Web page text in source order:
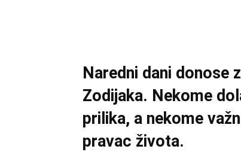
Naredni dani donose
Zodijaka. Nekome
prilika, a nekome
pravac života.